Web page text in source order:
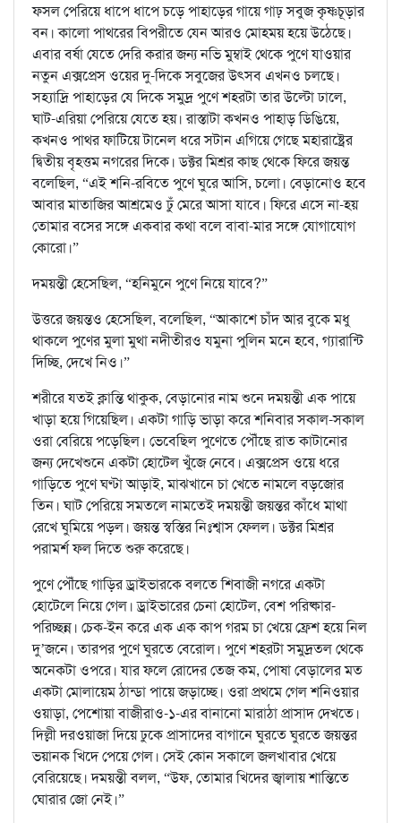
ফসল পেরিয়ে ধাপে ধাপে চড়ে পাহাড়ের গায়ে গাঢ় সবুজ কৃষ্ণচূড়ার
বন। কালো পাথরের বিপরীতে যেন আরও মোহময় হয়ে উঠেছে।
এবার বর্ষা যেতে দেরি করার জন্য নভি মুম্বাই থেকে পুণে যাওয়ার
নতুন এক্সপ্রেস ওয়ের দু-দিকে সবুজের উৎসব এখনও চলছে।
সহ্যাদ্রি পাহাড়ের যে দিকে সমুদ্র পুণে শহরটা তার উল্টো ঢালে,
ঘাট-এরিয়া পেরিয়ে যেতে হয়। রাস্তাটা কখনও পাহাড় ডিঙিয়ে,
কখনও পাথর ফাটিয়ে টানেল ধরে সটান এগিয়ে গেছে মহারাষ্ট্রের
দ্বিতীয় বৃহত্তম নগরের দিকে। ডক্টর মিশ্রর কাছ থেকে ফিরে জয়ন্ত
বলেছিল, “এই শনি-রবিতে পুণে ঘুরে আসি, চলো। বেড়ানোও হবে
আবার মাতাজির আশ্রমেও ঢুঁ মেরে আসা যাবে। ফিরে এসে না-হয়
তোমার বসের সঙ্গে একবার কথা বলে বাবা-মার সঙ্গে যোগাযোগ
কোরো।”
দময়ন্তী হেসেছিল, “হনিমুনে পুণে নিয়ে যাবে?”
উত্তরে জয়ন্তও হেসেছিল, বলেছিল, “আকাশে চাঁদ আর বুকে মধু
থাকলে পুণের মুলা মুথা নদীতীরও যমুনা পুলিন মনে হবে, গ্যারান্টি
দিচ্ছি, দেখে নিও।”
শরীরে যতই ক্লান্তি থাকুক, বেড়ানোর নাম শুনে দময়ন্তী এক পায়ে
খাড়া হয়ে গিয়েছিল। একটা গাড়ি ভাড়া করে শনিবার সকাল-সকাল
ওরা বেরিয়ে পড়েছিল। ভেবেছিল পুণেতে পৌঁছে রাত কাটানোর
জন্য দেখেশুনে একটা হোটেল খুঁজে নেবে। এক্সপ্রেস ওয়ে ধরে
গাড়িতে পুণে ঘণ্টা আড়াই, মাঝখানে চা খেতে নামলে বড়জোর
তিন। ঘাট পেরিয়ে সমতলে নামতেই দময়ন্তী জয়ন্তর কাঁধে মাথা
রেখে ঘুমিয়ে পড়ল। জয়ন্ত স্বস্তির নিঃশ্বাস ফেলল। ডক্টর মিশ্রর
পরামর্শ ফল দিতে শুরু করেছে।
পুণে পৌঁছে গাড়ির ড্রাইভারকে বলতে শিবাজী নগরে একটা
হোটেলে নিয়ে গেল। ড্রাইভারের চেনা হোটেল, বেশ পরিষ্কার-
পরিচ্ছন্ন। চেক-ইন করে এক এক কাপ গরম চা খেয়ে ফ্রেশ হয়ে নিল
দু’জনে। তারপর পুণে ঘুরতে বেরোল। পুণে শহরটা সমুদ্রতল থেকে
অনেকটা ওপরে। যার ফলে রোদের তেজ কম, পোষা বেড়ালের মত
একটা মোলায়েম ঠান্ডা পায়ে জড়াচ্ছে। ওরা প্রথমে গেল শনিওয়ার
ওয়াড়া, পেশোয়া বাজীরাও-১-এর বানানো মারাঠা প্রাসাদ দেখতে।
দিল্লী দরওয়াজা দিয়ে ঢুকে প্রাসাদের বাগানে ঘুরতে ঘুরতে জয়ন্তর
ভয়ানক খিদে পেয়ে গেল। সেই কোন সকালে জলখাবার খেয়ে
বেরিয়েছে। দময়ন্তী বলল, “উফ, তোমার খিদের জ্বালায় শান্তিতে
ঘোরার জো নেই।”